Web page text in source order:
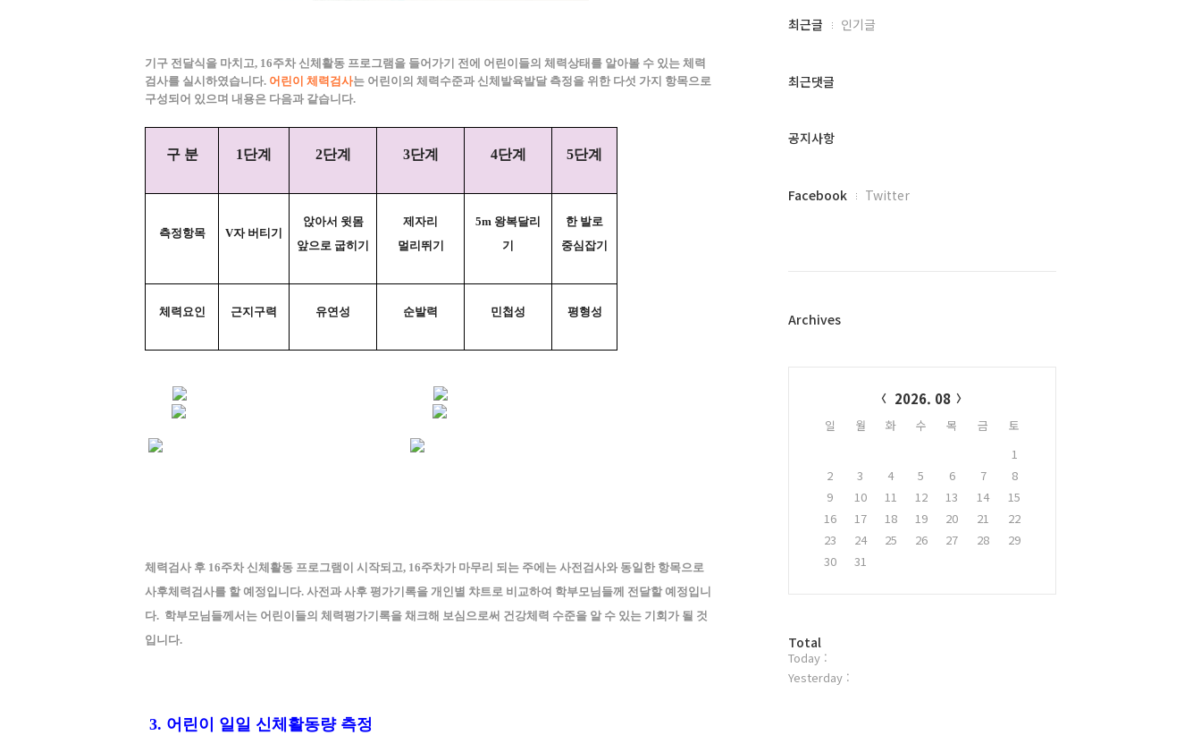
기구 전달식을 마치고, 16주차 신체활동 프로그램을 들어가기 전에 어린이들의 체력상태를 알아볼 수 있는 체력
검사를 실시하였습니다. 어린이 체력검사는 어린이의 체력수준과 신체발육발달 측정을 위한 다섯 가지 항목으로
구성되어 있으며 내용은 다음과 같습니다.
구 분 1단계 2단계 3단계 4단계 5단계
측정항목 V자 버티기
앉아서 윗몸
앞으로 굽히기
제자리
멀리뛰기
5m 왕복달리
기
한 발로
중심잡기
체력요인 근지구력 유연성 순발력 민첩성 평형성
체력검사 후 16주차 신체활동 프로그램이 시작되고, 16주차가 마무리 되는 주에는 사전검사와 동일한 항목으로
사후체력검사를 할 예정입니다. 사전과 사후 평가기록을 개인별 챠트로 비교하여 학부모님들께 전달할 예정입니
다. 학부모님들께서는 어린이들의 체력평가기록을 채크해 보심으로써 건강체력 수준을 알 수 있는 기회가 될 것
입니다.
3. 어린이 일일 신체활동량 측정
최
과
글
최근글 인기글
최근댓글
공지사항
페
플
Facebook Twitter
Archives
2026. 08
일 월 화 수 목 금
토
1
2
3 4 5 6 7
8
9
10 11 12 13 14
15
16
17 18 19 20 21
22
23
24 25 26 27 28
29
30
31
방
문
자
Total
Today :
Yesterday :